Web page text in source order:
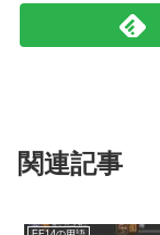
関連記事